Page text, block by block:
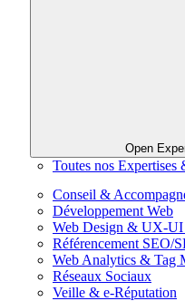
Open
Toutes nos Expertises
Conseil &
Développement Web
Web Design & UX-UI
Référencement SEO/
Web Analytics & Tag
Réseaux Sociaux
Veille & e-Réputation